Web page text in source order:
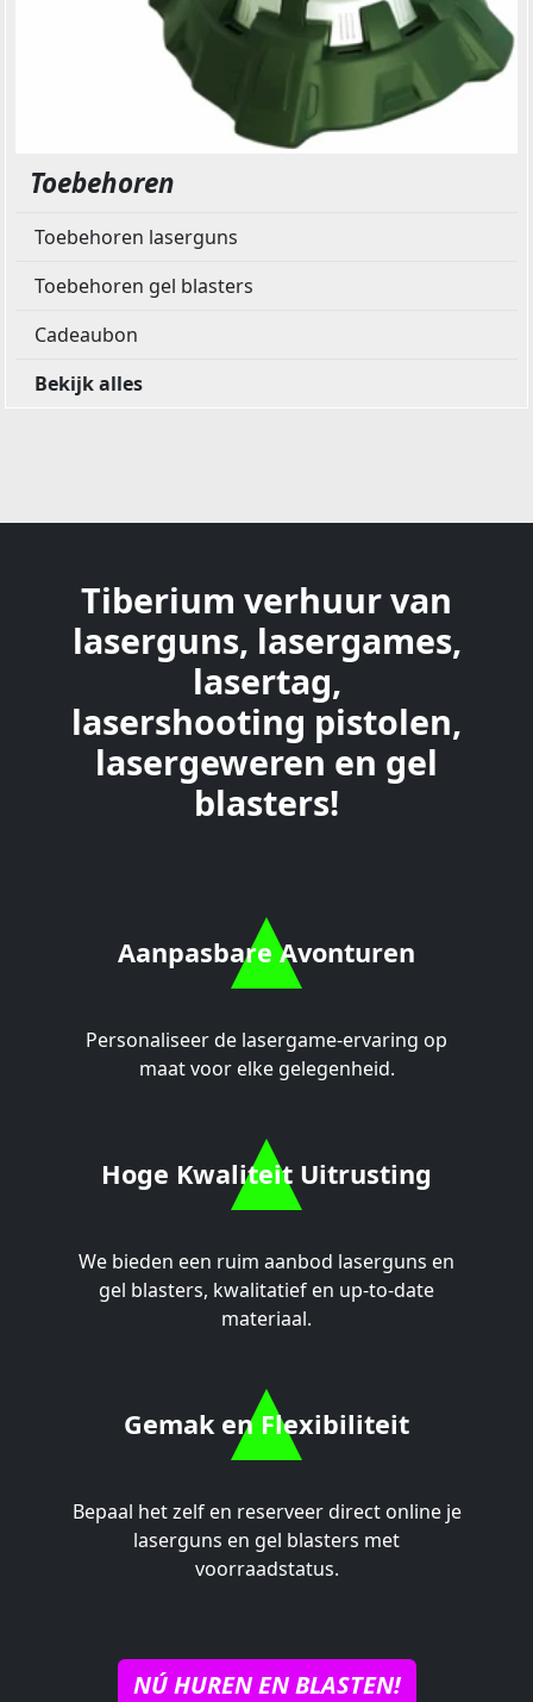
Toebehoren
Toebehoren laserguns
Toebehoren gel blasters
Cadeaubon
Bekijk alles
Tiberium verhuur van
laserguns, lasergames,
lasertag,
lasershooting pistolen,
lasergeweren en gel
blasters!
Aanpasbare Avonturen
Personaliseer de lasergame-ervaring op
maat voor elke gelegenheid.
Hoge Kwaliteit Uitrusting
We bieden een ruim aanbod laserguns en
gel blasters, kwalitatief en up-to-date
materiaal.
Gemak en Flexibiliteit
Bepaal het zelf en reserveer direct online je
laserguns en gel blasters met
voorraadstatus.
NÚ HUREN EN BLASTEN!